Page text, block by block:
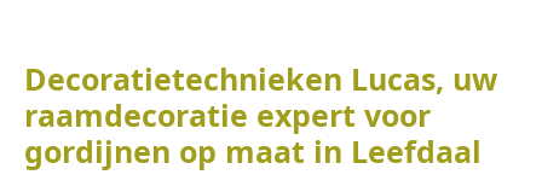
Decoratietechnieken Lucas, uw
raamdecoratie expert voor
gordijnen op maat in Leefdaal